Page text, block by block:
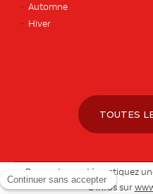
Automne
Hiver
TOUTES
Pour votre santé, pratiquez
d’infos sur